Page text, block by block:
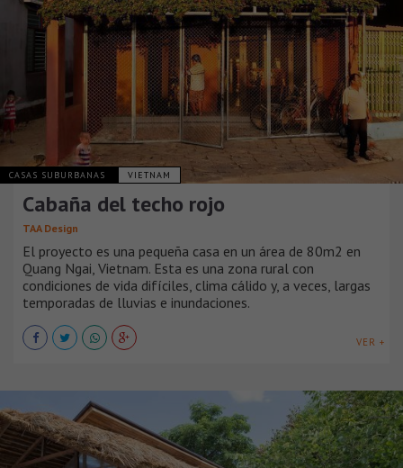
CASAS SUBURBANAS VIETNAM
Cabaña del techo rojo
TAA Design
El proyecto es una pequeña casa en un área de 80m2 en
Quang Ngai, Vietnam. Esta es una zona rural con
condiciones de vida difíciles, clima cálido y, a veces, largas
temporadas de lluvias e inundaciones.
VER +